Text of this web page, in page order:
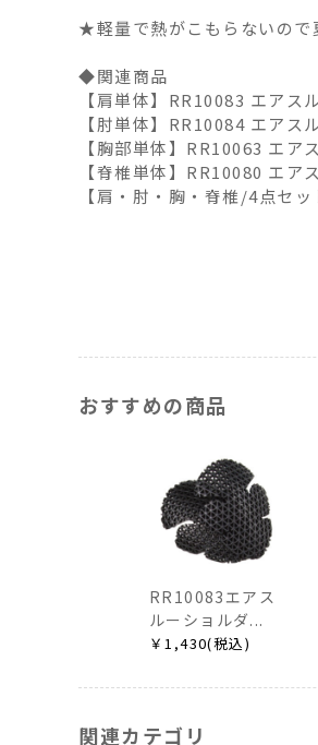
★軽量で熱がこもらないので
◆関連商品
【肩単体】RR10083 エアス
【肘単体】RR10084 エアス
【胸部単体】RR10063 エア
【脊椎単体】RR10080 エア
【肩・肘・胸・脊椎/4点セ
おすすめの商品
RR10083エアス
ルーショルダ...
￥1,430(税込)
関連カテゴリ